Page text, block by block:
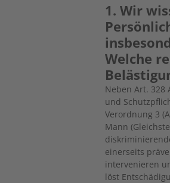
1. Wir
Welche
Neben Art. 328
und
Verordnung 3
Mann
einerseits
intervenieren
löst